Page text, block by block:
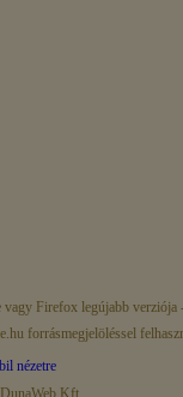
vagy Firefox legújabb verziója
forrásmegjelöléssel
nézetre
Kft.